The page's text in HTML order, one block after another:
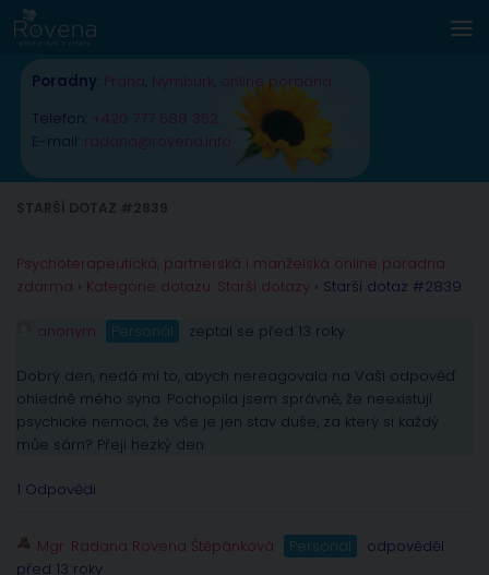
Skip to content
Poradny Praha Nymburk online poradna
Telefon: +420 777 588 352
E-mail: radana@rovena.info
Psychoterapeutická, partnerská i manželská online poradna
zdarma › Kategorie dotazu: Starší dotazy › Starší dotaz #2839
anonym Personál zeptal se před 13 roky
Dobrý den, nedá mi to, abych nereagovala na Vaši odpověď
ohledně mého syna. Pochopila jsem správně, že neexistují
psychické nemoci, že vše je jen stav duše, za který si každý
můe sám? Přeji hezký den
1 Odpovědi
Mgr. Radana Rovena Štěpánková Personál
odpověděl
před 13 roky